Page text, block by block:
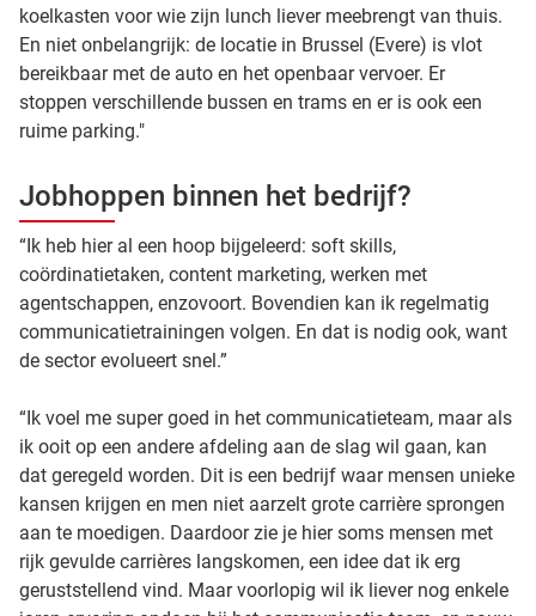
koelkasten voor wie zijn lunch liever meebrengt van thuis.
En niet onbelangrijk: de locatie in Brussel (Evere) is vlot
bereikbaar met de auto en het openbaar vervoer. Er
stoppen verschillende bussen en trams en er is ook een
ruime parking."
Jobhoppen binnen het bedrijf?
“Ik heb hier al een hoop bijgeleerd: soft skills,
coördinatietaken, content marketing, werken met
agentschappen, enzovoort. Bovendien kan ik regelmatig
communicatietrainingen volgen. En dat is nodig ook, want
de sector evolueert snel.”
“Ik voel me super goed in het communicatieteam, maar als
ik ooit op een andere afdeling aan de slag wil gaan, kan
dat geregeld worden. Dit is een bedrijf waar mensen unieke
kansen krijgen en men niet aarzelt grote carrière sprongen
aan te moedigen. Daardoor zie je hier soms mensen met
rijk gevulde carrières langskomen, een idee dat ik erg
geruststellend vind. Maar voorlopig wil ik liever nog enkele